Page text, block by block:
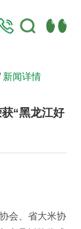
新闻详情
“黑龙江好
会、省大米协